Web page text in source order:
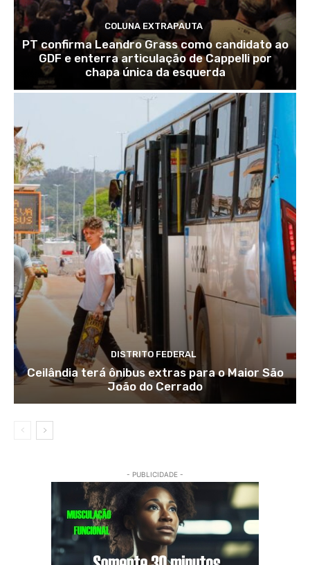
COLUNA EXTRAPAUTA
PT confirma Leandro Grass como candidato ao
GDF e enterra articulação de Cappelli por
chapa única da esquerda
DISTRITO FEDERAL
Ceilândia terá ônibus extras para o Maior São
João do Cerrado
- PUBLICIDADE -